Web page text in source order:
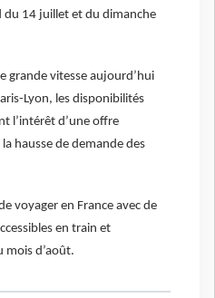
du 14 juillet et du dimanche
grande vitesse aujourd’hui
Lyon, les disponibilités
l’intérêt d’une offre
hausse de demande des
voyager en France avec de
en train et
mois d’août.